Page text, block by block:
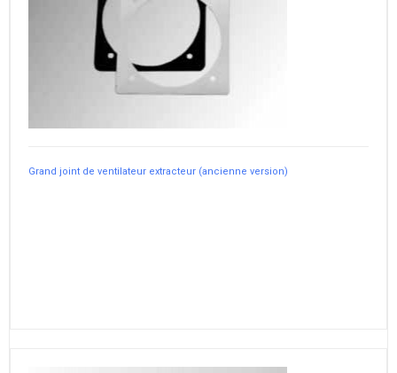
Grand joint de ventilateur extracteur (ancienne version)